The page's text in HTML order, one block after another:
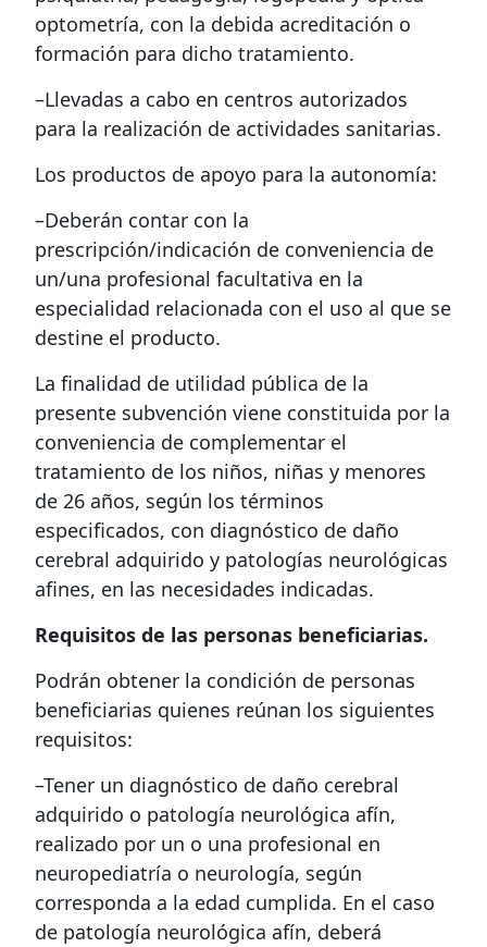
optometría, con la debida acreditación o
formación para dicho tratamiento.
–Llevadas a cabo en centros autorizados
para la realización de actividades sanitarias.
Los productos de apoyo para la autonomía:
–Deberán contar con la
prescripción/indicación de conveniencia de
un/una profesional facultativa en la
especialidad relacionada con el uso al que se
destine el producto.
La finalidad de utilidad pública de la
presente subvención viene constituida por la
conveniencia de complementar el
tratamiento de los niños, niñas y menores
de 26 años, según los términos
especificados, con diagnóstico de daño
cerebral adquirido y patologías neurológicas
afines, en las necesidades indicadas.
Requisitos de las personas beneficiarias.
Podrán obtener la condición de personas
beneficiarias quienes reúnan los siguientes
requisitos:
–Tener un diagnóstico de daño cerebral
adquirido o patología neurológica afín,
realizado por un o una profesional en
neuropediatría o neurología, según
corresponda a la edad cumplida. En el caso
de patología neurológica afín, deberá